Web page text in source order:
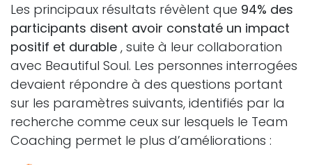
Les principaux résultats révèlent que 94% des
participants disent avoir constaté un impact
positif et durable , suite à leur collaboration
avec Beautiful Soul. Les personnes interrogées
devaient répondre à des questions portant
sur les paramètres suivants, identifiés par la
recherche comme ceux sur lesquels le Team
Coaching permet le plus d’améliorations :